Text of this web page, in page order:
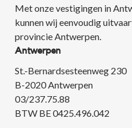
Met onze vestigingen in
kunnen wij eenvoudig
provincie Antwerpen.
Antwerpen
St.-Bernardsesteenweg 230
B-2020 Antwerpen
03/237.75.88
BTW BE 0425.496.042